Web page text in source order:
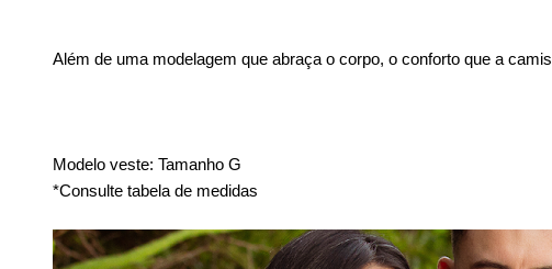
Além de uma modelagem que abraça o corpo, o conforto que a
Modelo veste: Tamanho G
*Consulte tabela de medidas